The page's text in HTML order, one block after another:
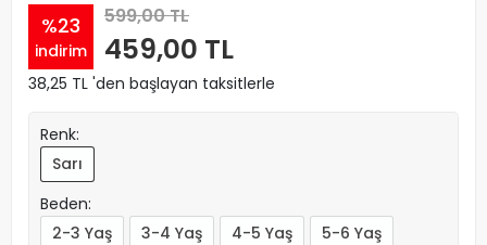
%23
indirim
599,00 TL
459,00 TL
38,25 TL 'den başlayan taksitlerle
Renk:
Sarı
Beden:
2-3 Yaş
3-4 Yaş 4-5 Yaş
5-6 Yaş